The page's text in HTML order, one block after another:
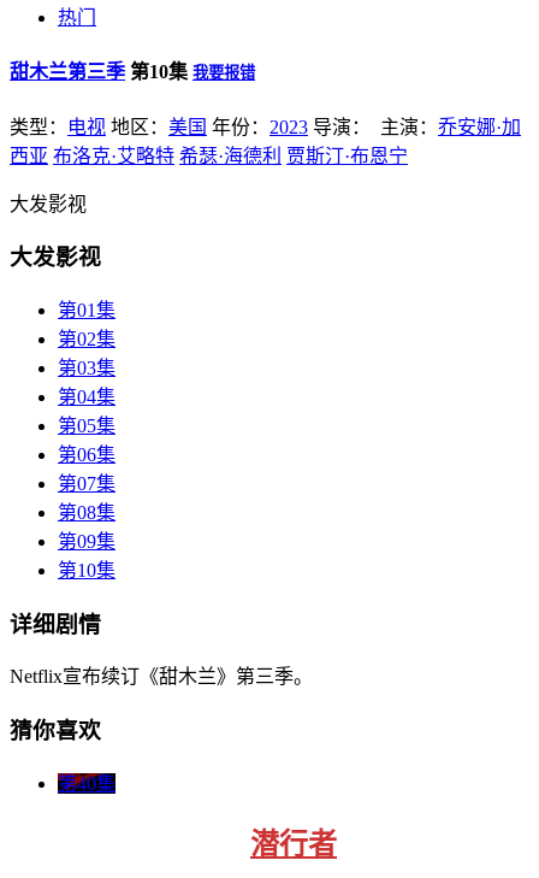
热门
甜木兰第三季第10集 我要报错
类型： 电视 地区： 美国 年份： 2023 导演： 主演： 乔安娜·加
西亚 布洛克·艾略特 希瑟·海德利 贾斯汀·布恩宁
大发影视
大发影视
第01集
第02集
第03集
第04集
第05集
第06集
第07集
第08集
第09集
第10集
详细剧情
Netflix宣布续订《甜木兰》第三季。
猜你喜欢
第40集
潜行者